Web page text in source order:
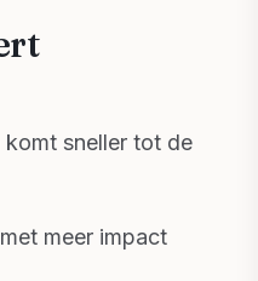
sneller tot de
meer impact